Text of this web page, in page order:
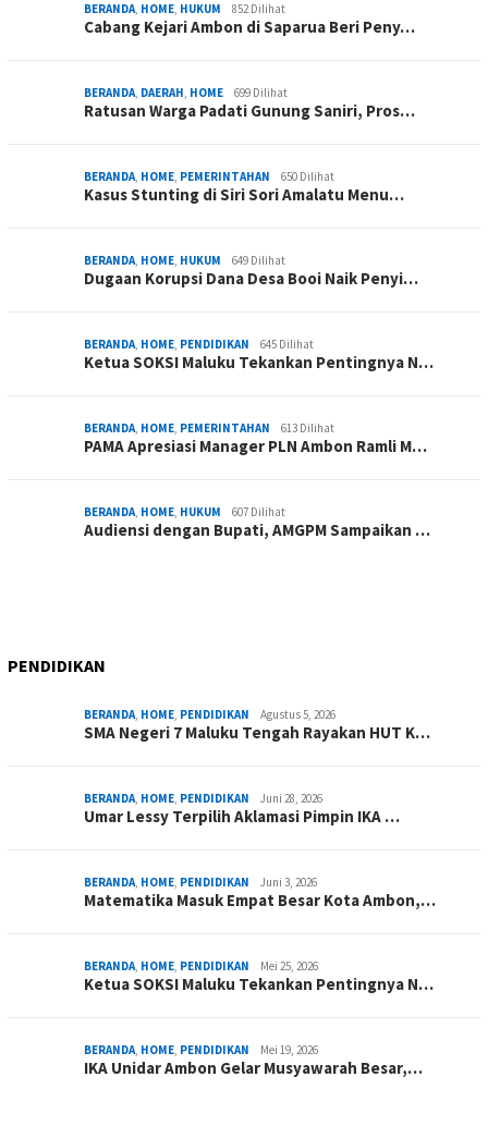
BERANDA, HOME, HUKUM 852 Dilihat
Cabang Kejari Ambon di Saparua Beri Peny…
BERANDA, DAERAH, HOME 699 Dilihat
Ratusan Warga Padati Gunung Saniri, Pros…
BERANDA, HOME, PEMERINTAHAN 650 Dilihat
Kasus Stunting di Siri Sori Amalatu Menu…
BERANDA, HOME, HUKUM 649 Dilihat
Dugaan Korupsi Dana Desa Booi Naik Penyi…
BERANDA, HOME, PENDIDIKAN 645 Dilihat
Ketua SOKSI Maluku Tekankan Pentingnya N…
BERANDA, HOME, PEMERINTAHAN 613 Dilihat
PAMA Apresiasi Manager PLN Ambon Ramli M…
BERANDA, HOME, HUKUM 607 Dilihat
Audiensi dengan Bupati, AMGPM Sampaikan …
PENDIDIKAN
BERANDA, HOME, PENDIDIKAN Agustus 5, 2026
SMA Negeri 7 Maluku Tengah Rayakan HUT K…
BERANDA, HOME, PENDIDIKAN Juni 28, 2026
Umar Lessy Terpilih Aklamasi Pimpin IKA …
BERANDA, HOME, PENDIDIKAN Juni 3, 2026
Matematika Masuk Empat Besar Kota Ambon,…
BERANDA, HOME, PENDIDIKAN Mei 25, 2026
Ketua SOKSI Maluku Tekankan Pentingnya N…
BERANDA, HOME, PENDIDIKAN Mei 19, 2026
IKA Unidar Ambon Gelar Musyawarah Besar,…